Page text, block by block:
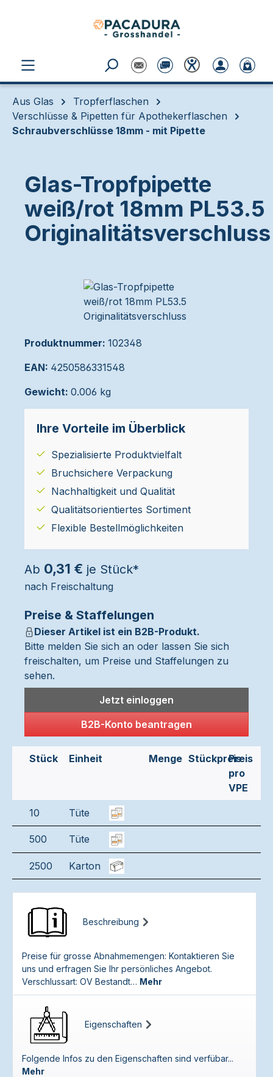
Aus Glas
Tropferflaschen
Verschlüsse & Pipetten für Apothekerflaschen
Schraubverschlüsse 18mm - mit Pipette
Glas-Tropfpipette
weiß/rot 18mm PL53.5
Originalitätsverschluss
Produktnummer: 102348
EAN: 4250586331548
Gewicht: 0.006 kg
Ihre Vorteile im Überblick
Spezialisierte Produktvielfalt
Bruchsichere Verpackung
Nachhaltigkeit und Qualität
Qualitätsorientiertes Sortiment
Flexible Bestellmöglichkeiten
Ab 0,31 € je Stück*
nach Freischaltung
Preise & Staffelungen
Dieser Artikel ist ein B2B-Produkt.
Bitte melden Sie sich an oder lassen Sie sich
freischalten, um Preise und Staffelungen zu
sehen.
Jetzt einloggen
B2B-Konto beantragen
Stück Einheit Menge StückpreisPreis
pro
VPE
10 Tüte
500 Tüte
2500 Karton
Beschreibung
Preise für grosse Abnahmemengen: Kontaktieren Sie
uns und erfragen Sie Ihr persönliches Angebot.
Verschlussart: OV Bestandt… Mehr
Eigenschaften
Folgende Infos zu den Eigenschaften sind verfübar...
Mehr